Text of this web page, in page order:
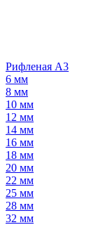
Рифленая А3
6 мм
8 мм
10 мм
12 мм
14 мм
16 мм
18 мм
20 мм
22 мм
25 мм
28 мм
32 мм